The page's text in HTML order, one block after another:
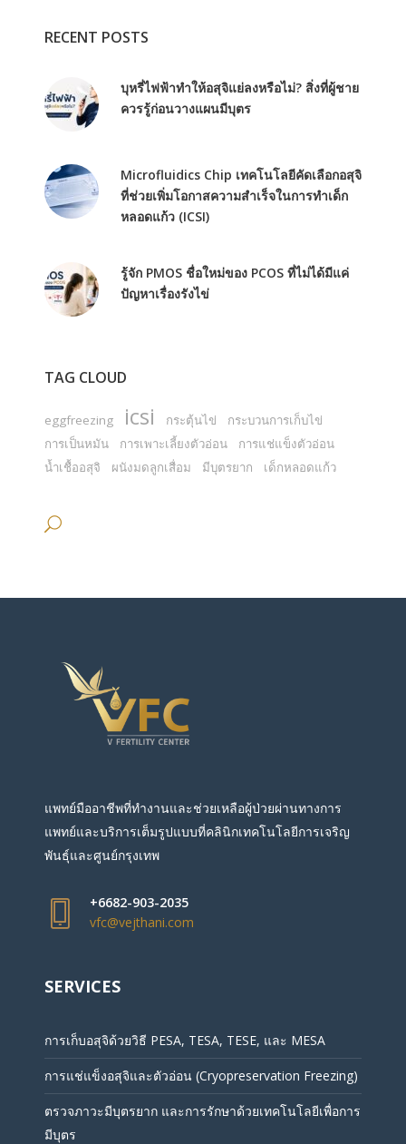
RECENT POSTS
บุหรี่ไฟฟ้าทำให้อสุจิแย่ลงหรือไม่? สิ่งที่ผู้ชาย
ควรรู้ก่อนวางแผนมีบุตร
Microfluidics Chip เทคโนโลยีคัดเลือกอสุจิ
ที่ช่วยเพิ่มโอกาสความสำเร็จในการทำเด็ก
หลอดแก้ว (ICSI)
รู้จัก PMOS ชื่อใหม่ของ PCOS ที่ไม่ได้มีแค่
ปัญหาเรื่องรังไข่
TAG CLOUD
eggfreezing icsi กระตุ้นไข่
กระบวนการเก็บไข่
การเป็นหมัน
การเพาะเลี้ยงตัวอ่อน
การแช่แข็งตัวอ่อน
น้ำเชื้ออสุจิ
ผนังมดลูกเสื่อม มีบุตรยาก เด็กหลอดแก้ว
แพทย์มืออาชีพที่ทำงานและช่วยเหลือผู้ป่วยผ่านทางการ
แพทย์และบริการเต็มรูปแบบที่คลินิกเทคโนโลยีการเจริญ
พันธุ์และศูนย์กรุงเทพ
+6682-903-2035
vfc@vejthani.com
SERVICES
การเก็บอสุจิด้วยวิธี PESA, TESA, TESE, และ MESA
การแช่แข็งอสุจิและตัวอ่อน (Cryopreservation Freezing)
ตรวจภาวะมีบุตรยาก และการรักษาด้วยเทคโนโลยีเพื่อการ
มีบุตร